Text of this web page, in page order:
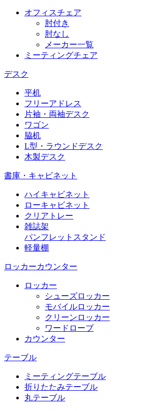
オフィスチェア
肘付き
肘なし
メーカー一覧
ミーティングチェア
デスク
平机
フリーアドレス
片袖・両袖デスク
ワゴン
脇机
L型・ラウンドデスク
木製デスク
書庫・キャビネット
ハイキャビネット
ローキャビネット
クリアトレー
雑誌架
パンフレットスタンド
軽量棚
ロッカーカウンター
ロッカー
シューズロッカー
モバイルロッカー
クリーンロッカー
ワードローブ
カウンター
テーブル
ミーティングテーブル
折りたたみテーブル
丸テーブル